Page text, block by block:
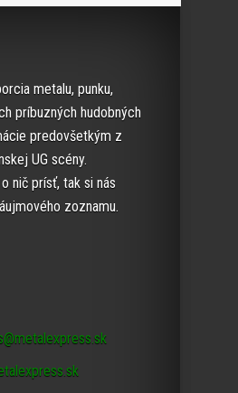
metalu, punku,
príbuzných hudobných
predovšetkým z
UG scény.
nič prísť, tak si nás
zoznamu.